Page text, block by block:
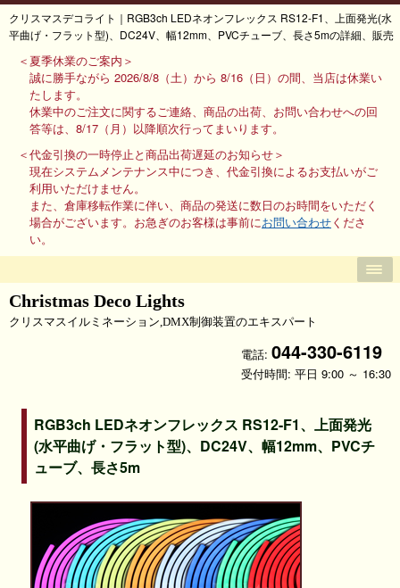
クリスマスデコライト｜RGB3ch LEDネオンフレックス RS12-F1、上面発光(水
平曲げ・フラット型)、DC24V、幅12mm、PVCチューブ、長さ5mの詳細、販売
＜夏季休業のご案内＞
誠に勝手ながら 2026/8/8（土）から 8/16（日）の間、当店は休業い
たします。
休業中のご注文に関するご連絡、商品の出荷、お問い合わせへの回
答等は、8/17（月）以降順次行ってまいります。
＜代金引換の一時停止と商品出荷遅延のお知らせ＞
現在システムメンテナンス中につき、代金引換によるお支払いがご
利用いただけません。
また、倉庫移転作業に伴い、商品の発送に数日のお時間をいただく
場合がございます。お急ぎのお客様は事前にお問い合わせくださ
い。
Christmas Deco Lights
クリスマスイルミネーション,DMX制御装置のエキスパート
電話: 044-330-6119
受付時間: 平日 9:00 ～ 16:30
RGB3ch LEDネオンフレックス RS12-F1、上面発光
(水平曲げ・フラット型)、DC24V、幅12mm、PVCチ
ューブ、長さ5m